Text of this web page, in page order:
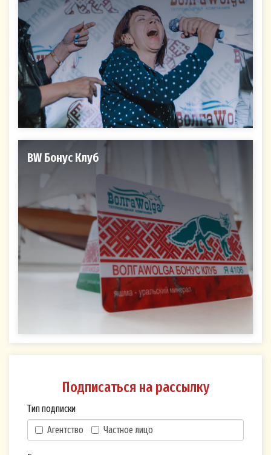
ВW Бонус Клуб
Подписаться на рассылку
Тип подписки
Агентство
Частное лицо
специальных предложениях и акциях.
Я согласен (-на), что Оператор вправе
осуществлять рассылку в мой адрес
следующими способами :
посредством СМС - сообщений с
использованием номера мобильного
телефона, указанного мной при
оформлении Подписки на рассылку на
Сайте,
по электронной почте с использованием
адреса электронной почты, указанного
мной при оформлении Подписки на
рассылку на Сайте,
посредством push-уведомлений
(сообщений, поступающих на устройства
пользователя через браузеры или
мобильные приложения),
посредством мессенджеров и социальных
сетей (использование которых не
запрещено действующим
законодательством РФ).
Согласие дается мной на обработку следующих
персональных данных: адрес электронной
почты; номер телефона.
Согласие дается мной на совершение